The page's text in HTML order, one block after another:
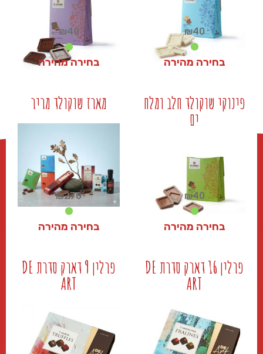
₪40
בחירה מהירה
₪ 40
₪40
בחירה מהירה
40
פינוקי שוקולד חלב ומלח
ים
₪40
בחירה מהירה
מארז שוקולד מריר
₪270
בחירה מהירה
פרלין 16 דארק סדרת DE
ART
פרלין 9 דארק סדרת DE
ART